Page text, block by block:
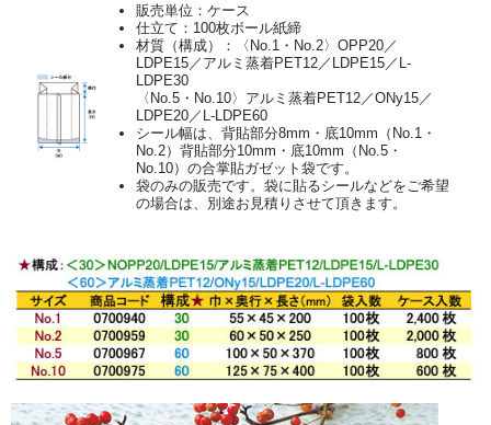
販売単位：ケース
仕立て：100枚ボール紙締
材質（構成）：〈No.1・No.2〉OPP20／
LDPE15／アルミ蒸着PET12／LDPE15／L-
LDPE30
〈No.5・No.10〉アルミ蒸着PET12／ONy15／
LDPE20／L-LDPE60
シール幅は、背貼部分8mm・底10mm（No.1・
No.2）背貼部分10mm・底10mm（No.5・
No.10）の合掌貼ガゼット袋です。
袋のみの販売です。袋に貼るシールなどをご希望
の場合は、別途お見積りさせて頂きます。